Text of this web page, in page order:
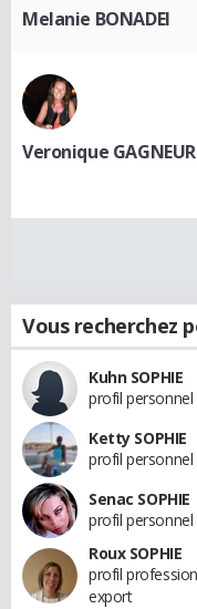
Melanie BONADEI
Veronique GAGNEUR
Vous recherchez
Kuhn SOPHIE
profil personnel
Ketty SOPHIE
profil personnel
Senac SOPHIE
profil personnel
Roux SOPHIE
profil
export